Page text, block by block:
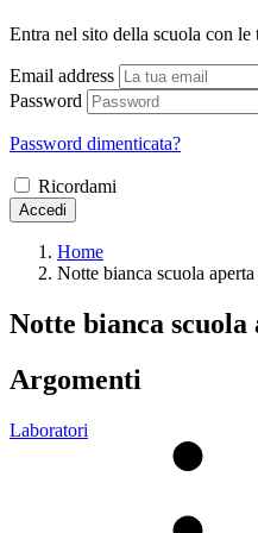
Entra nel sito della scuola con
Email address
Password
Password dimenticata?
Ricordami
Accedi
Home
Notte bianca scuola
Notte bianca scuola
Argomenti
Laboratori